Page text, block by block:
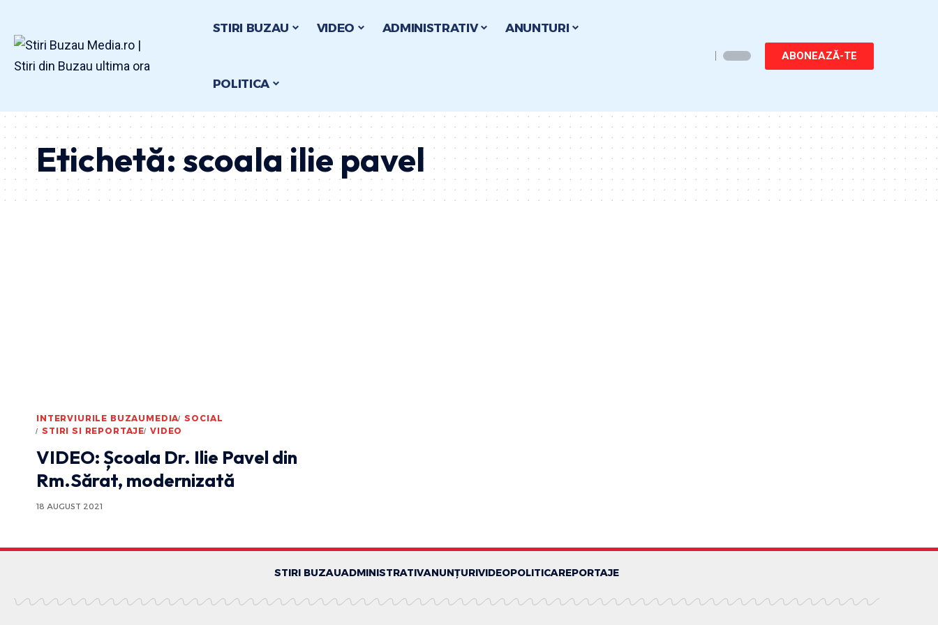
STIRI BUZAU VIDEO ADMINISTRATIV ANUNTURI
POLITICA
ABONEAZĂ-TE
Etichetă:scoala ilie pavel
INTERVIURILE BUZAUMEDIA SOCIAL
STIRI SI REPORTAJE VIDEO
VIDEO: Școala Dr. Ilie Pavel din
Rm.Sărat, modernizată
18 AUGUST 2021
STIRI BUZAUADMINISTRATIVANUNȚURIVIDEOPOLITICAREPORTAJE